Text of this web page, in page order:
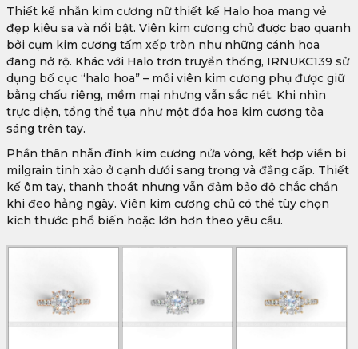
Thiết kế nhẫn kim cương nữ thiết kế Halo hoa mang vẻ
đẹp kiêu sa và nổi bật. Viên kim cương chủ được bao quanh
bởi cụm kim cương tấm xếp tròn như những cánh hoa
đang nở rộ. Khác với Halo trơn truyền thống, IRNUKC139 sử
dụng bố cục “halo hoa” – mỗi viên kim cương phụ được giữ
bằng chấu riêng, mềm mại nhưng vẫn sắc nét. Khi nhìn
trực diện, tổng thể tựa như một đóa hoa kim cương tỏa
sáng trên tay.
Phần thân nhẫn đính kim cương nửa vòng, kết hợp viền bi
milgrain tinh xảo ở cạnh dưới sang trọng và đẳng cấp. Thiết
kế ôm tay, thanh thoát nhưng vẫn đảm bảo độ chắc chắn
khi đeo hằng ngày. Viên kim cương chủ có thể tùy chọn
kích thước phổ biến hoặc lớn hơn theo yêu cầu.